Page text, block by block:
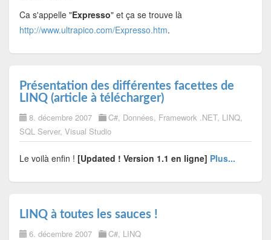
Ca s'appelle "Expresso" et ça se trouve là
http://www.ultrapico.com/Expresso.htm.
Présentation des différentes facettes de
LINQ (article à télécharger)
8. décembre 2007 C#, Données, Framework .NET, LINQ,
SQL Server, Visual Studio
Le voilà enfin ! [Updated ! Version 1.1 en ligne] Plus...
LINQ à toutes les sauces !
6. décembre 2007 C#, LINQ